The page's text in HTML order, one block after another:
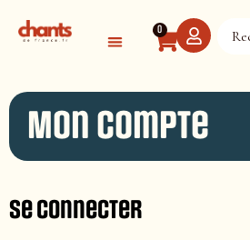
0
Mon compte
Se connecter